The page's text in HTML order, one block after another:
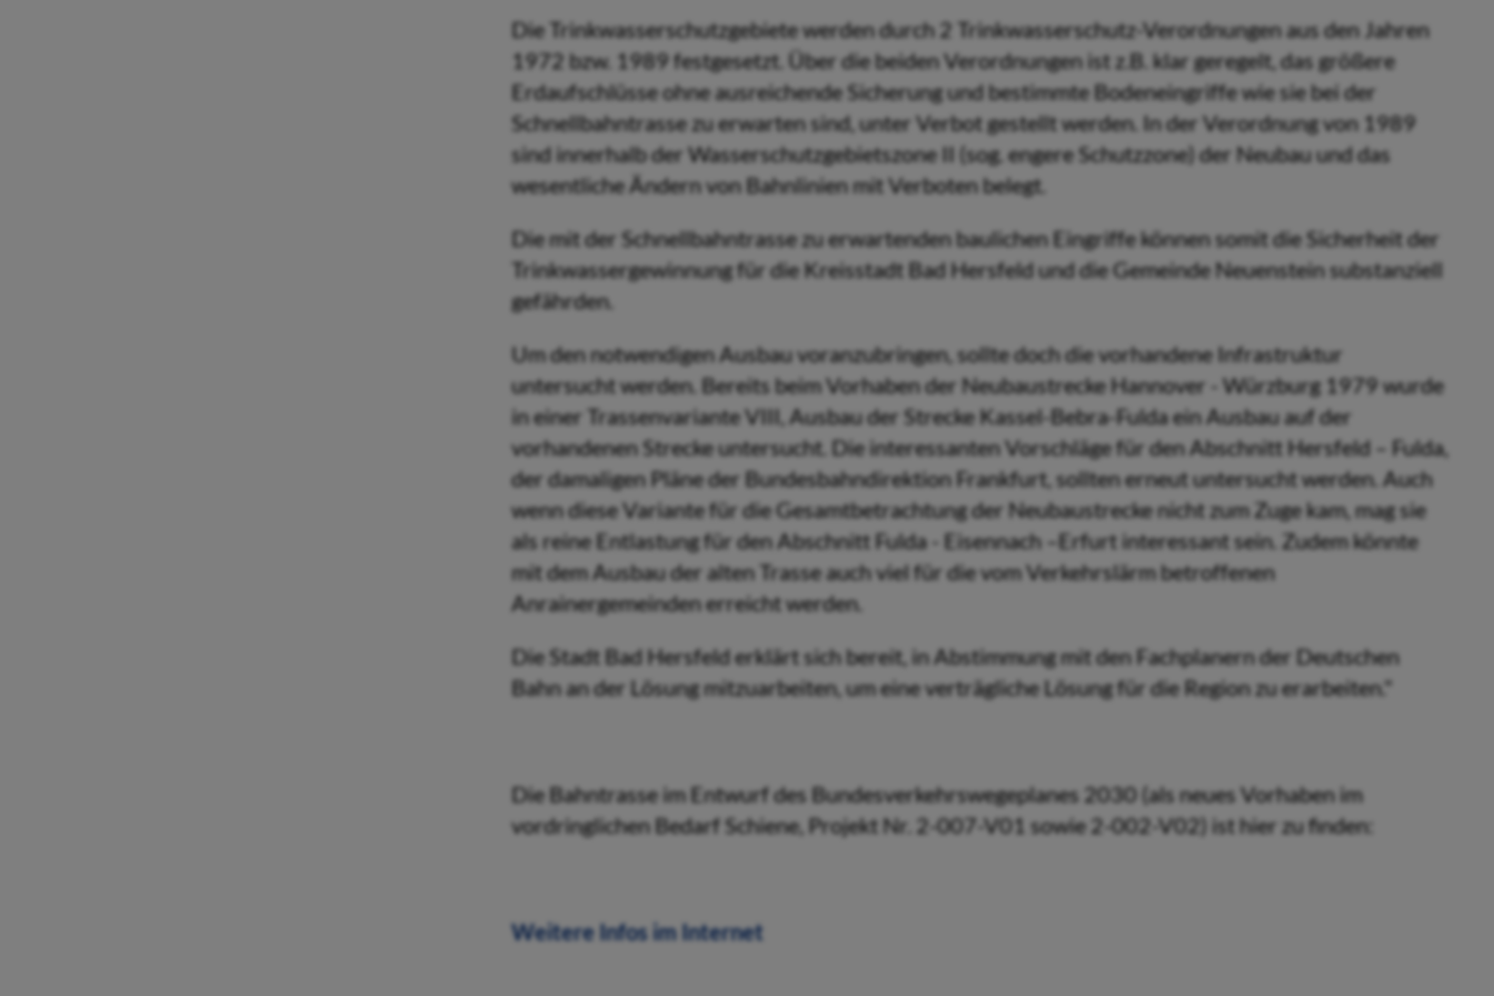
Die Trinkwasserschutzgebiete werden durch 2 Trinkwasserschutz-Verordnungen aus den Jahren
1972 bzw. 1989 festgesetzt. Über die beiden Verordnungen ist z.B. klar geregelt, das größere
Erdaufschlüsse ohne ausreichende Sicherung und bestimmte Bodeneingriffe wie sie bei der
Schnellbahntrasse zu erwarten sind, unter Verbot gestellt werden. In der Verordnung von 1989
sind innerhalb der Wasserschutzgebietszone II (sog. engere Schutzzone) der Neubau und das
wesentliche Ändern von Bahnlinien mit Verboten belegt.
Die mit der Schnellbahntrasse zu erwartenden baulichen Eingriffe können somit die Sicherheit der
Trinkwassergewinnung für die Kreisstadt Bad Hersfeld und die Gemeinde Neuenstein substanziell
gefährden.
Um den notwendigen Ausbau voranzubringen, sollte doch die vorhandene Infrastruktur
untersucht werden. Bereits beim Vorhaben der Neubaustrecke Hannover - Würzburg 1979 wurde
in einer Trassenvariante VIII, Ausbau der Strecke Kassel-Bebra-Fulda ein Ausbau auf der
vorhandenen Strecke untersucht. Die interessanten Vorschläge für den Abschnitt Hersfeld – Fulda,
der damaligen Pläne der Bundesbahndirektion Frankfurt, sollten erneut untersucht werden. Auch
wenn diese Variante für die Gesamtbetrachtung der Neubaustrecke nicht zum Zuge kam, mag sie
als reine Entlastung für den Abschnitt Fulda - Eisennach –Erfurt interessant sein. Zudem könnte
mit dem Ausbau der alten Trasse auch viel für die vom Verkehrslärm betroffenen
Anrainergemeinden erreicht werden.
Die Stadt Bad Hersfeld erklärt sich bereit, in Abstimmung mit den Fachplanern der Deutschen
Bahn an der Lösung mitzuarbeiten, um eine verträgliche Lösung für die Region zu erarbeiten."
Die Bahntrasse im Entwurf des Bundesverkehrswegeplanes 2030 (als neues Vorhaben im
vordringlichen Bedarf Schiene, Projekt Nr. 2-007-V01 sowie 2-002-V02) ist hier zu finden:
Weitere Infos im Internet